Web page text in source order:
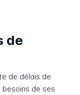
de
de délais de
de ses